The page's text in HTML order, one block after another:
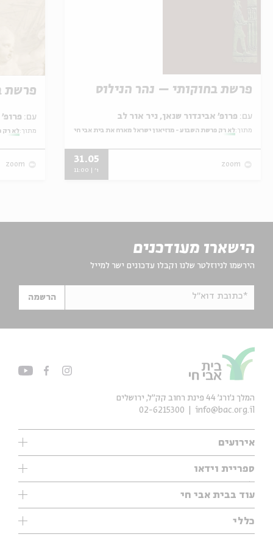
פרשת בחוקותי – נהר הנילוס
עם:
מתוך: לא רק פרשת השבוע - מוזיאון ישראל מארח את בית אבי חי
zoom
31.05
ו' | 11:00
פרשת
עם:
מתוך: לא רק
zoom
הישארו מעודכנים
הירשמו לניוזלטר שלנו וקבלו עדכונים ישר למייל
*כתובת דוא"ל הרשמה
אירועים
עיון
אנגלית
נוער
ספריית וידאו
ילדים
מוזיקה
עיון
מיוחדים
עוד בבית אבי חי
תערוכות
מיוחדים
כללי
המלך ג'ורג' 44 פינת רחוב קק״ל, ירושלים
info@bac.org.il
02-6215300